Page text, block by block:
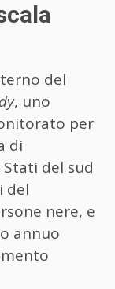
del
, uno
per
di
del sud
del
nere, e
annuo